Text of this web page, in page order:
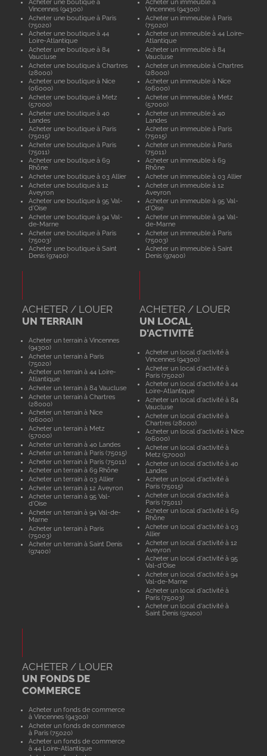
Acheter une boutique à
Vincennes (94300)
Acheter une boutique à Paris
(75020)
Acheter une boutique à 44
Loire-Atlantique
Acheter une boutique à 84
Vaucluse
Acheter une boutique à Chartres
(28000)
Acheter une boutique à Nice
(06000)
Acheter une boutique à Metz
(57000)
Acheter une boutique à 40
Landes
Acheter une boutique à Paris
(75015)
Acheter une boutique à Paris
(75011)
Acheter une boutique à 69
Rhône
Acheter une boutique à 03 Allier
Acheter une boutique à 12
Aveyron
Acheter une boutique à 95 Val-
d'Oise
Acheter une boutique à 94 Val-
de-Marne
Acheter une boutique à Paris
(75003)
Acheter une boutique à Saint
Denis (97400)
Acheter un immeuble à
Vincennes (94300)
Acheter un immeuble à Paris
(75020)
Acheter un immeuble à 44 Loire-
Atlantique
Acheter un immeuble à 84
Vaucluse
Acheter un immeuble à Chartres
(28000)
Acheter un immeuble à Nice
(06000)
Acheter un immeuble à Metz
(57000)
Acheter un immeuble à 40
Landes
Acheter un immeuble à Paris
(75015)
Acheter un immeuble à Paris
(75011)
Acheter un immeuble à 69
Rhône
Acheter un immeuble à 03 Allier
Acheter un immeuble à 12
Aveyron
Acheter un immeuble à 95 Val-
d'Oise
Acheter un immeuble à 94 Val-
de-Marne
Acheter un immeuble à Paris
(75003)
Acheter un immeuble à Saint
Denis (97400)
ACHETER / LOUER
UN TERRAIN
Acheter un terrain à Vincennes
(94300)
Acheter un terrain à Paris
(75020)
Acheter un terrain à 44 Loire-
Atlantique
Acheter un terrain à 84 Vaucluse
Acheter un terrain à Chartres
(28000)
Acheter un terrain à Nice
(06000)
Acheter un terrain à Metz
(57000)
Acheter un terrain à 40 Landes
Acheter un terrain à Paris (75015)
Acheter un terrain à Paris (75011)
Acheter un terrain à 69 Rhône
Acheter un terrain à 03 Allier
Acheter un terrain à 12 Aveyron
Acheter un terrain à 95 Val-
d'Oise
Acheter un terrain à 94 Val-de-
Marne
Acheter un terrain à Paris
(75003)
Acheter un terrain à Saint Denis
(97400)
ACHETER / LOUER
UN LOCAL
D'ACTIVITÉ
Acheter un local d'activité à
Vincennes (94300)
Acheter un local d'activité à
Paris (75020)
Acheter un local d'activité à 44
Loire-Atlantique
Acheter un local d'activité à 84
Vaucluse
Acheter un local d'activité à
Chartres (28000)
Acheter un local d'activité à Nice
(06000)
Acheter un local d'activité à
Metz (57000)
Acheter un local d'activité à 40
Landes
Acheter un local d'activité à
Paris (75015)
Acheter un local d'activité à
Paris (75011)
Acheter un local d'activité à 69
Rhône
Acheter un local d'activité à 03
Allier
Acheter un local d'activité à 12
Aveyron
Acheter un local d'activité à 95
Val-d'Oise
Acheter un local d'activité à 94
Val-de-Marne
Acheter un local d'activité à
Paris (75003)
Acheter un local d'activité à
Saint Denis (97400)
ACHETER / LOUER
UN FONDS DE
COMMERCE
Acheter un fonds de commerce
à Vincennes (94300)
Acheter un fonds de commerce
à Paris (75020)
Acheter un fonds de commerce
à 44 Loire-Atlantique